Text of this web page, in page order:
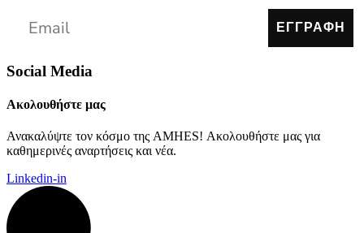
ΕΓΓΡΑΦΗ
Social Media
Ακολουθήστε μας
Ανακαλύψτε τον κόσμο της AMHES! Ακολουθήστε μας για
καθημερινές αναρτήσεις και νέα.
Linkedin-in